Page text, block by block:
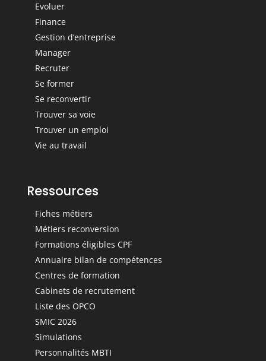
Evoluer
Finance
Gestion d’entreprise
Manager
Recruter
Se former
Se reconvertir
Trouver sa voie
Trouver un emploi
Vie au travail
Ressources
Fiches métiers
Métiers reconversion
Formations éligibles CPF
Annuaire bilan de compétences
Centres de formation
Cabinets de recrutement
Liste des OPCO
SMIC 2026
Simulations
Personnalités MBTI